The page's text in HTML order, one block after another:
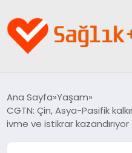
YAŞAM
Ana Sayfa Yaşam
CGTN: Çin, Asya-Pasifik
ivme ve istikrar kazandırıyor